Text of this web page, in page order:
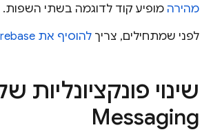
מהירה מופיע קוד לדוגמה בשתי השפות.
לפני שמתחילים, צריך להוסיף את Firebase לפרויקט Apple
שינוי
Messaging